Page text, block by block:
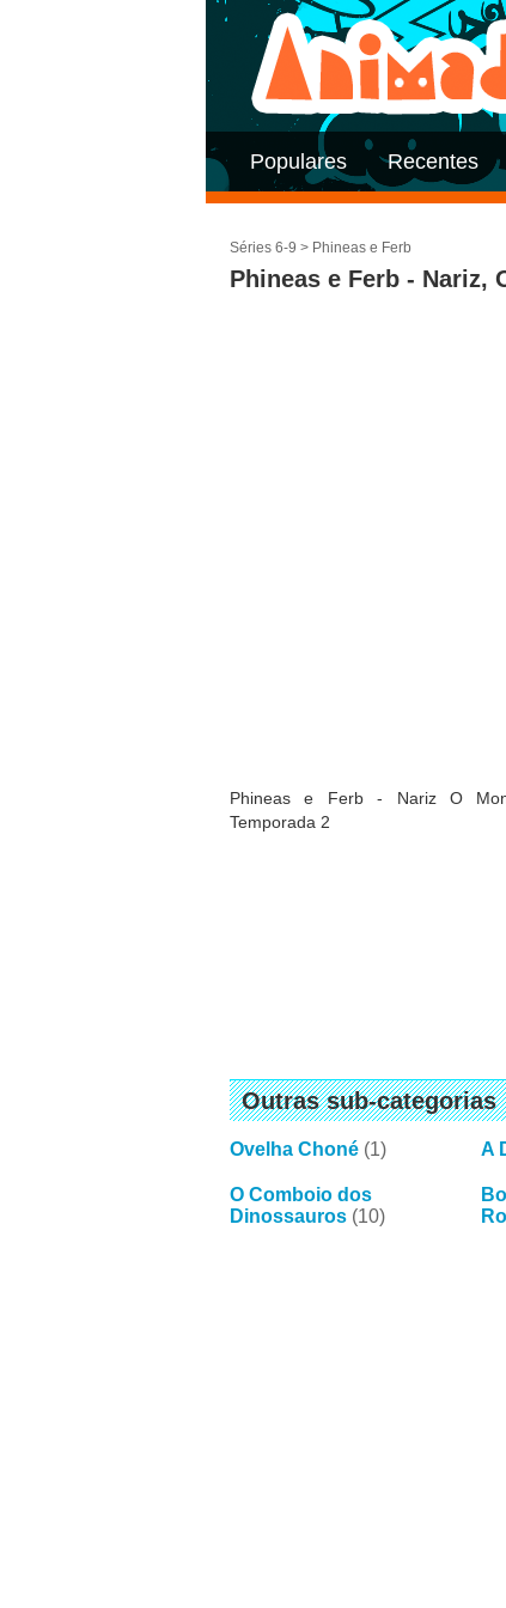
Populares Recentes
Séries 6-9 > Phineas e Ferb
Phineas e Ferb - Nariz,
Phineas e Ferb - Nariz O
Temporada 2
Outras sub-categorias
Ovelha Choné (1)
O Comboio dos
Dinossauros (10)
A